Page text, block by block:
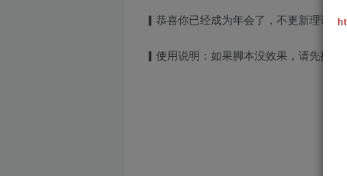
▎恭喜你已经成为年会了，不更新理论不
▎使用说明：如果脚本没效果，请先排雷